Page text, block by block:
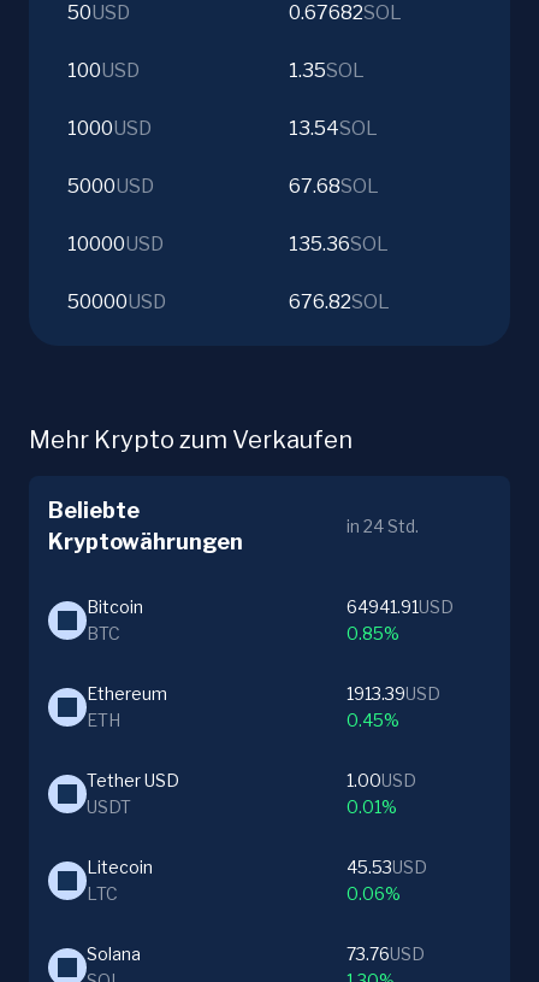
50USD 0.67682SOL
100USD 1.35SOL
1000USD 13.54SOL
5000USD 67.68SOL
10000USD 135.36SOL
50000USD 676.82SOL
Mehr Krypto zum Verkaufen
Beliebte
Kryptowährungen
in 24 Std.
Bitcoin
BTC
64941.91USD
0.85%
Ethereum
ETH
1913.39USD
0.45%
Tether USD
USDT
1.00USD
0.01%
Litecoin
LTC
45.53USD
0.06%
Solana
73.76USD